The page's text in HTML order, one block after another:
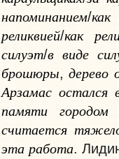
напоминанием/как
реликвией/как
силуэт/в виде
брошюры,дерево
Арзамас остался
памяти
городом
считается
эта работа.